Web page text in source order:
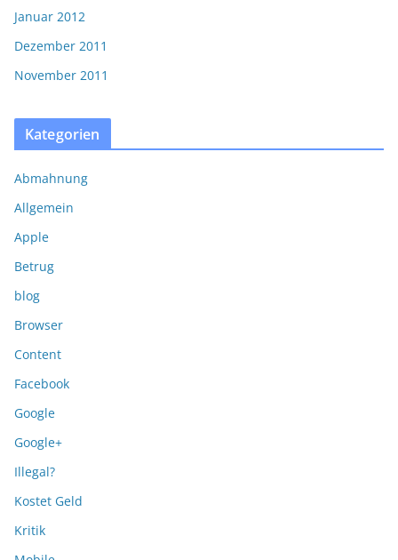
Januar 2012
Dezember 2011
November 2011
Kategorien
Abmahnung
Allgemein
Apple
Betrug
blog
Browser
Content
Facebook
Google
Google+
Illegal?
Kostet Geld
Kritik